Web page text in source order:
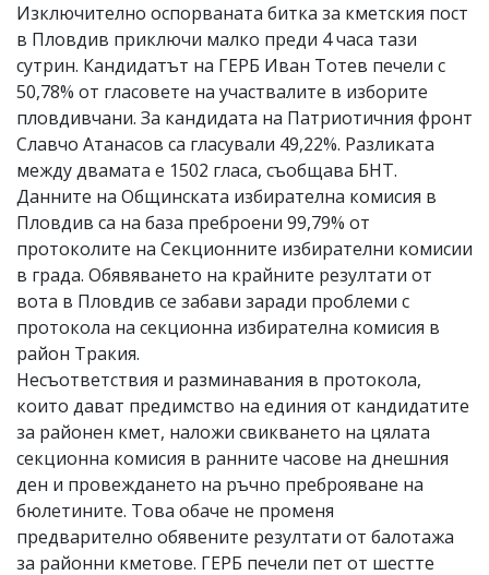
тях!
Ако
откриете
обиден
за
вас
коментар,
моля
сигнализирайте
ни!
Изключително оспорваната битка за кметския пост
в Пловдив приключи малко преди 4 часа тази
сутрин. Кандидатът на ГЕРБ Иван Тотев печели с
50,78% от гласовете на участвалите в изборите
пловдивчани. За кандидата на Патриотичния фронт
Славчо Атанасов са гласували 49,22%. Разликата
между двамата е 1502 гласа, съобщава БНТ.
Данните на Общинската избирателна комисия в
Пловдив са на база преброени 99,79% от
протоколите на Секционните избирателни комисии
в града. Обявяването на крайните резултати от
вота в Пловдив се забави заради проблеми с
протокола на секционна избирателна комисия в
район Тракия.
Несъответствия и разминавания в протокола,
които дават предимство на единия от кандидатите
за районен кмет, наложи свикването на цялата
секционна комисия в ранните часове на днешния
ден и провеждането на ръчно преброяване на
бюлетините. Това обаче не променя
предварително обявените резултати от балотажа
за районни кметове. ГЕРБ печели пет от шестте